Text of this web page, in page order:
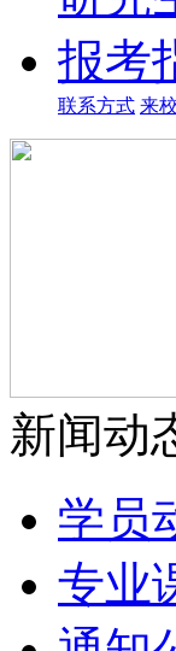
报考
联系方式 来
新闻动
学员
专业